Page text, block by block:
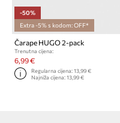
-50%
Extra -5% s kodom: OFF*
Čarape HUGO 2-pack
Trenutna cijena:
6,99 €
Regularna cijena:13,99 €
Najniža cijena:13,99 €